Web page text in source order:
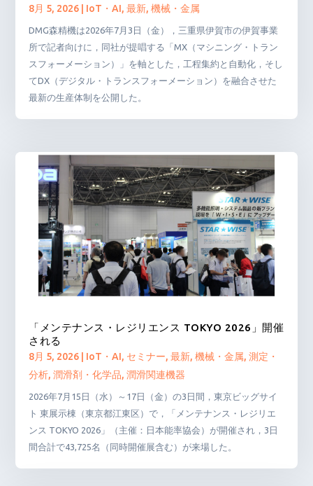
8月 5, 2026 IoT・AI,最新,機械・金属
DMG森精機は2026年7月3日（金），三重県伊賀市の伊賀事業
所で記者向けに，同社が提唱する「MX（マシニング・トラン
スフォーメーション）」を軸とした，工程集約と自動化，そし
てDX（デジタル・トランスフォーメーション）を融合させた
最新の生産体制を公開した。
「メンテナンス・レジリエンス TOKYO 2026」開催
される
8月 5, 2026 IoT・AI, セミナー,最新,機械・金属,測定・
分析,潤滑剤・化学品,潤滑関連機器
2026年7月15日（水）～17日（金）の3日間，東京ビッグサイ
ト 東展示棟（東京都江東区）で，「メンテナンス・レジリエ
ンス TOKYO 2026」（主催：日本能率協会）が開催され，3日
間合計で43,725名（同時開催展含む）が来場した。